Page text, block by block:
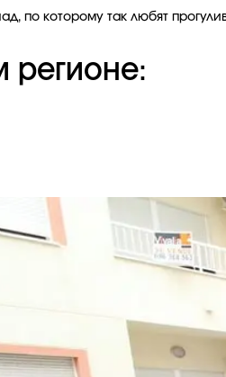
по которому так любят
регионе: